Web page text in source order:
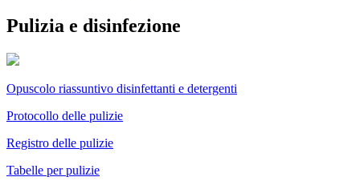
Pulizia e disinfezione
Opuscolo riassuntivo disinfettanti e detergenti
Protocollo delle pulizie
Registro delle pulizie
Tabelle per pulizie